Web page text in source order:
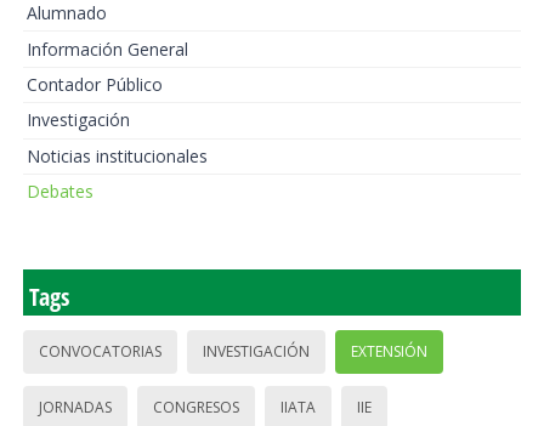
Alumnado
Información General
Contador Público
Investigación
Noticias institucionales
Debates
Tags
CONVOCATORIAS INVESTIGACIÓN EXTENSIÓN
JORNADAS CONGRESOS IIATA IIE